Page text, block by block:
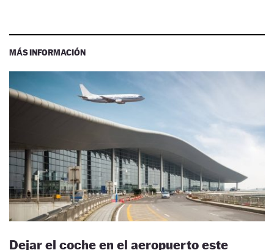
MÁS INFORMACIÓN
Dejar el coche en el aeropuerto este